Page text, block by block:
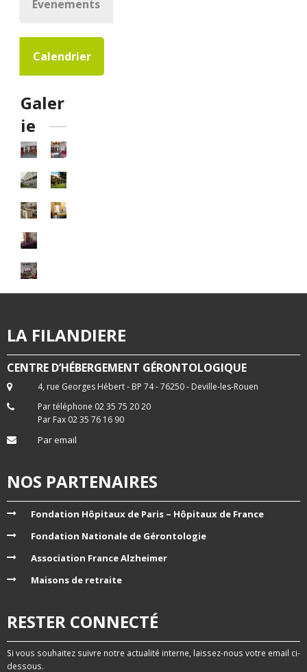
Évenements
Calendrier
Galer
ie
LA FILANDIERE
CENTRE D’HÉBERGEMENT GÉRONTOLOGIQUE
4, rue Georges Hébert - BP 74 - 76250 - Deville-les-Rouen
Par téléphone 02 35 75 20 20
Par Fax 02 35 76 16 90
Par email
NOS PARTENAIRES
Fondation Hôpitaux de Paris – Hôpitaux de France
Fondation Nationale de Gérontologie
Association France Alzheimer
Maisons de retraite
RESTER CONNECTÉ
Si vous souhaitez suivre notre actualité interne, laissez-nous votre email ci-
dessous.